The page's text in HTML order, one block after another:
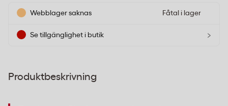
Webblager saknas Fåtal i lager
Se tillgänglighet i butik ›
Produktbeskrivning